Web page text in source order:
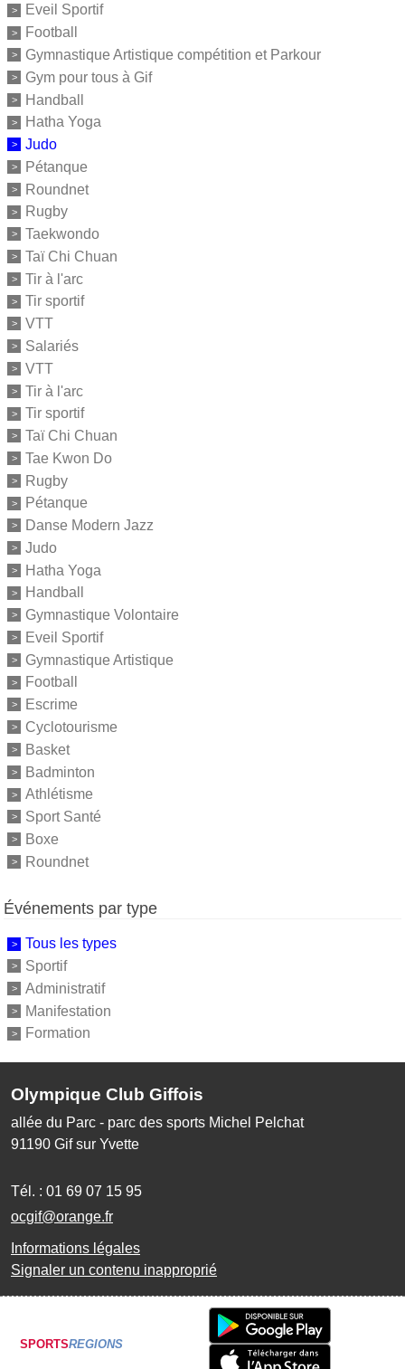
Eveil Sportif
Football
Gymnastique Artistique compétition et Parkour
Gym pour tous à Gif
Handball
Hatha Yoga
Judo
Pétanque
Roundnet
Rugby
Taekwondo
Taï Chi Chuan
Tir à l'arc
Tir sportif
VTT
Salariés
VTT
Tir à l'arc
Tir sportif
Taï Chi Chuan
Tae Kwon Do
Rugby
Pétanque
Danse Modern Jazz
Judo
Hatha Yoga
Handball
Gymnastique Volontaire
Eveil Sportif
Gymnastique Artistique
Football
Escrime
Cyclotourisme
Basket
Badminton
Athlétisme
Sport Santé
Boxe
Roundnet
Événements par type
Tous les types
Sportif
Administratif
Manifestation
Formation
Olympique Club Giffois
allée du Parc - parc des sports Michel Pelchat
91190 Gif sur Yvette
Tél. : 01 69 07 15 95
ocgif@orange.fr
Informations légales
Signaler un contenu inapproprié
SPORTSREGIONS